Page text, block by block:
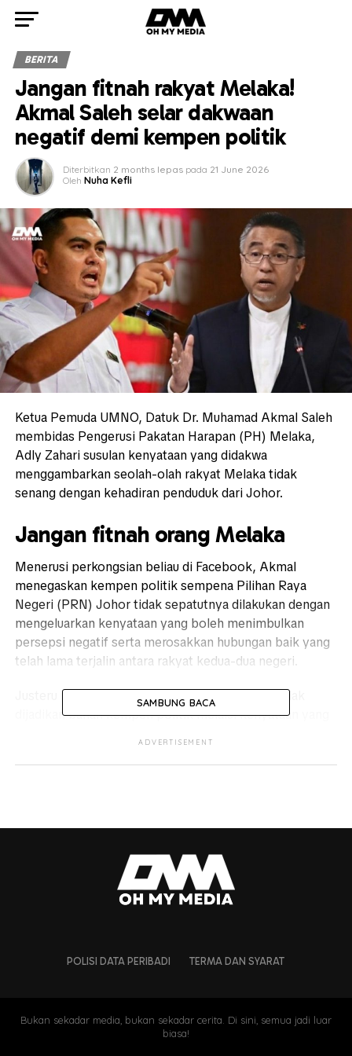
BERITA
Jangan fitnah rakyat Melaka!
Akmal Saleh selar dakwaan
negatif demi kempen politik
Diterbitkan 2 months lepas pada 21 June 2026
Oleh Nuha Kefli
Ketua Pemuda UMNO, Datuk Dr. Muhamad Akmal Saleh
membidas Pengerusi Pakatan Harapan (PH) Melaka,
Adly Zahari susulan kenyataan yang didakwa
menggambarkan seolah-olah rakyat Melaka tidak
senang dengan kehadiran penduduk dari Johor.
Jangan fitnah orang Melaka
Menerusi perkongsian beliau di Facebook, Akmal
menegaskan kempen politik sempena Pilihan Raya
Negeri (PRN) Johor tidak sepatutnya dilakukan dengan
mengeluarkan kenyataan yang boleh menimbulkan
persepsi negatif serta merosakkan hubungan baik yang
telah lama terjalin antara rakyat kedua-dua negeri.
Justeru itu, mengingatkan agar rakyat Melaka tidak
dijadikan bahan kempen politik melalui kenyataan yang
“Saya mahu mengingatkan kepada kekanda saya
pandangan negatif dan memfitnah rakyat
Melaka,”
katanya.
SAMBUNG BACA
ADVERTISEMENT
POLISI DATA PERIBADI TERMA DAN SYARAT
Bukan sekadar media, bukan sekadar cerita. Di sini, semua jadi luar
biasa!